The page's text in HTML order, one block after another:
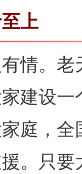
上
。老
建设
庭，
。只